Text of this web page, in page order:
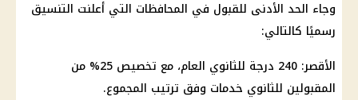
وجاء الحد الأدنى للقبول في المحافظات التي أعلنت التنسيق
رسميًا كالتالي:
الأقصر: 240 درجة للثانوي العام، مع تخصيص 25% من
المقبولين للثانوي خدمات وفق ترتيب المجموع.